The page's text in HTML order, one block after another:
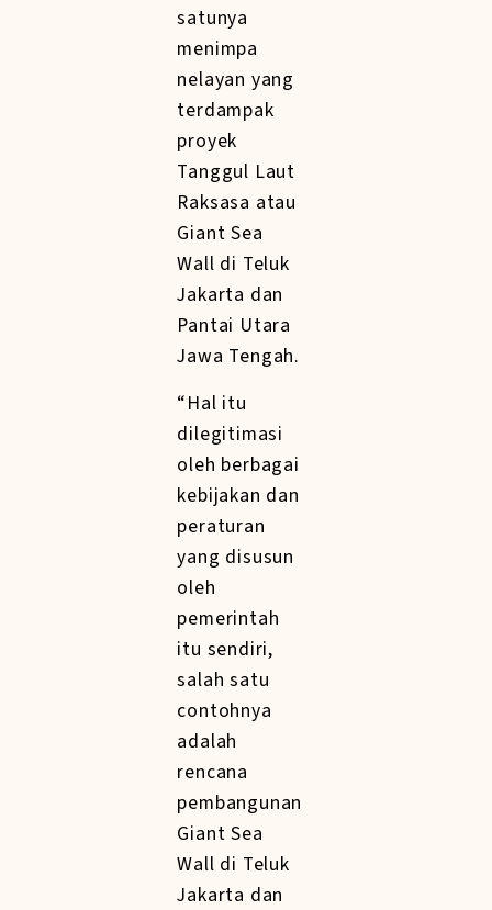
satunya
menimpa
nelayan yang
terdampak
proyek
Tanggul Laut
Raksasa atau
Giant Sea
Wall di Teluk
Jakarta dan
Pantai Utara
Jawa Tengah.
“Hal itu
dilegitimasi
oleh berbagai
kebijakan dan
peraturan
yang disusun
oleh
pemerintah
itu sendiri,
salah satu
contohnya
adalah
rencana
pembangunan
Giant Sea
Wall di Teluk
Jakarta dan